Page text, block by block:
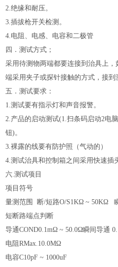
2.绝缘和耐压。
3.插拔枪开关检测。
4.电阻、电感、电容和二极管
四．测试方式；
采用待测物两端都要连接到治具上
端采用夹子或探针接触的方式，接到
五．测试要求：
1.测试要有指示灯和声音报警。
2.产品的启动测试(1.扫条码启动2电
钮)。
3.裸露的线要有防护照（气动的）
4.测试治具和控制箱之间采用快速插
六.测试项目
项目符号
量测范围 断/短路O/S1KΩ ~ 50KΩ
短断路端点判断
导通COND0.1mΩ ~ 50.0Ω瞬间导通
电阻RMax.10.0MΩ
电容C10pF ~ 1000uF